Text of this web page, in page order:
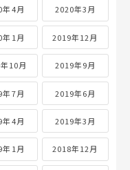
年4月 2020年3月
年1月 2019年12月
10月 2019年9月
年7月 2019年6月
年4月 2019年3月
年1月 2018年12月